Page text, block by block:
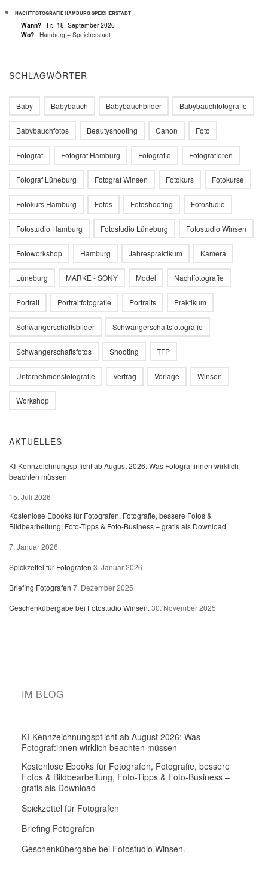
NACHTFOTOGRAFIE HAMBURG SPEICHERSTADT
Wann?
Fr., 18. September 2026
Wo?
Hamburg – Speicherstadt
SCHLAGWÖRTER
Baby Babybauch Babybauchbilder Babybauchfotografie
Babybauchfotos Beautyshooting Canon Foto
Fotograf Fotograf Hamburg Fotografie Fotografieren
Fotograf Lüneburg Fotograf Winsen Fotokurs Fotokurse
Fotokurs Hamburg Fotos Fotoshooting Fotostudio
Fotostudio Hamburg Fotostudio Lüneburg Fotostudio Winsen
Fotoworkshop Hamburg Jahrespraktikum Kamera
Lüneburg MARKE - SONY Model Nachtfotografie
Portrait Portraitfotografie Portraits Praktikum
Schwangerschaftsbilder Schwangerschaftsfotografie
Schwangerschaftsfotos Shooting TFP
Unternehmensfotografie Vertrag Vorlage Winsen
Workshop
AKTUELLES
KI-Kennzeichnungspflicht ab August 2026: Was Fotograf:innen wirklich
beachten müssen
15. Juli 2026
Kostenlose Ebooks für Fotografen, Fotografie, bessere Fotos &
Bildbearbeitung, Foto-Tipps & Foto-Business – gratis als Download
7. Januar 2026
Spickzettel für Fotografen 3. Januar 2026
Briefing Fotografen 7. Dezember 2025
Geschenkübergabe bei Fotostudio Winsen. 30. November 2025
IM BLOG
KI-Kennzeichnungspflicht ab August 2026: Was
Fotograf:innen wirklich beachten müssen
Kostenlose Ebooks für Fotografen, Fotografie, bessere
Fotos & Bildbearbeitung, Foto-Tipps & Foto-Business –
gratis als Download
Spickzettel für Fotografen
Briefing Fotografen
Geschenkübergabe bei Fotostudio Winsen.